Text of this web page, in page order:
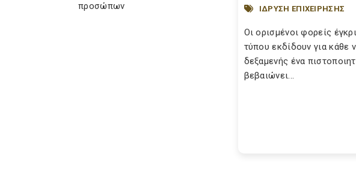
προσώπων
ΙΔΡΥΣΗ ΕΠΙΧΕΙΡΗΣΗΣ
Οι ορισμένοι φορείς
τύπου εκδίδουν για κάθε
δεξαμενής ένα
βεβαιώνει...